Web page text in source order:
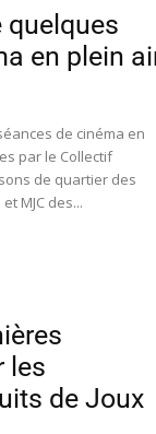
quelques
en plein
de cinéma en
par le Collectif
de quartier des
MJC des...
les
de Joux